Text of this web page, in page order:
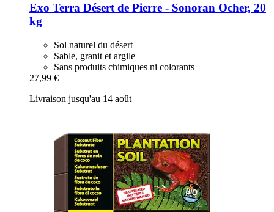
Exo Terra Désert de Pierre -​ Sonoran Ocher, 20
kg
Sol naturel du désert
Sable, granit et argile
Sans produits chimiques ni colorants
27,99 €
Livraison jusqu'au 14 août